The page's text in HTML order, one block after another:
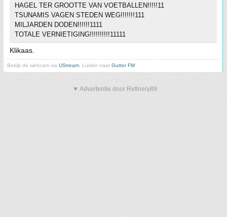
HAGEL TER GROOTTE VAN VOETBALLEN!!!!!11
TSUNAMIS VAGEN STEDEN WEG!!!!!!!111
MILJARDEN DODEN!!!!!!1111
TOTALE VERNIETIGING!!!!!!!!!!11111
Klikaas.
Bekijk de webcam via UStream . Luister naar Gutter FM
▼ Advertentie door Refinery89